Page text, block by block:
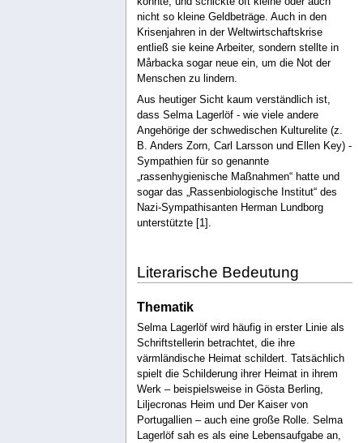
nicht so kleine Geldbeträge. Auch in den
Krisenjahren in der Weltwirtschaftskrise
entließ sie keine Arbeiter, sondern stellte in
Mårbacka sogar neue ein, um die Not der
Menschen zu lindern.
Aus heutiger Sicht kaum verständlich ist,
dass Selma Lagerlöf - wie viele andere
Angehörige der schwedischen Kulturelite (z.
B. Anders Zorn, Carl Larsson und Ellen Key) -
Sympathien für so genannte
„rassenhygienische Maßnahmen“ hatte und
sogar das „Rassenbiologische Institut“ des
Nazi-Sympathisanten Herman Lundborg
unterstützte [1].
Literarische Bedeutung
Thematik
Selma Lagerlöf wird häufig in erster Linie als
Schriftstellerin betrachtet, die ihre
värmländische Heimat schildert. Tatsächlich
spielt die Schilderung ihrer Heimat in ihrem
Werk – beispielsweise in Gösta Berling,
Liljecronas Heim und Der Kaiser von
Portugallien – auch eine große Rolle. Selma
Lagerlöf sah es als eine Lebensaufgabe an,